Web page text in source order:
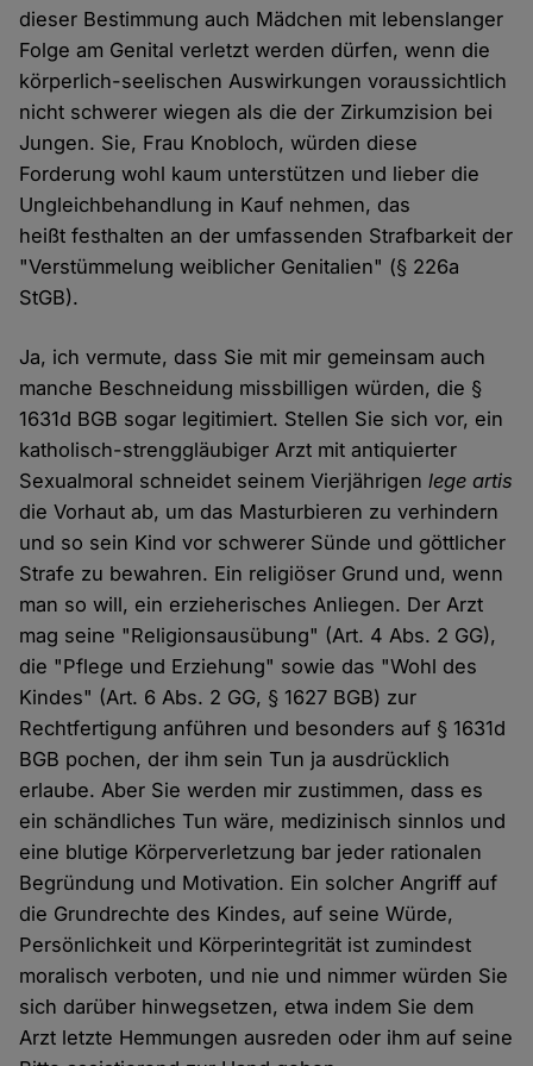
dieser Bestimmung auch Mädchen mit lebenslanger
Folge am Genital verletzt werden dürfen, wenn die
körperlich-seelischen Auswirkungen voraussichtlich
nicht schwerer wiegen als die der Zirkumzision bei
Jungen. Sie, Frau Knobloch, würden diese
Forderung wohl kaum unterstützen und lieber die
Ungleichbehandlung in Kauf nehmen, das
heißt festhalten an der umfassenden Strafbarkeit der
"Verstümmelung weiblicher Genitalien" (§ 226a
StGB).
Ja, ich vermute, dass Sie mit mir gemeinsam auch
manche Beschneidung missbilligen würden, die §
1631d BGB sogar legitimiert. Stellen Sie sich vor, ein
katholisch-strenggläubiger Arzt mit antiquierter
Sexualmoral schneidet seinem Vierjährigenlege artis
die Vorhaut ab, um das Masturbieren zu verhindern
und so sein Kind vor schwerer Sünde und göttlicher
Strafe zu bewahren. Ein religiöser Grund und, wenn
man so will, ein erzieherisches Anliegen. Der Arzt
mag seine "Religionsausübung" (Art. 4 Abs. 2 GG),
die "Pflege und Erziehung" sowie das "Wohl des
Kindes" (Art. 6 Abs. 2 GG, § 1627 BGB) zur
Rechtfertigung anführen und besonders auf § 1631d
BGB pochen, der ihm sein Tun ja ausdrücklich
erlaube. Aber Sie werden mir zustimmen, dass es
ein schändliches Tun wäre, medizinisch sinnlos und
eine blutige Körperverletzung bar jeder rationalen
Begründung und Motivation. Ein solcher Angriff auf
die Grundrechte des Kindes, auf seine Würde,
Persönlichkeit und Körperintegrität ist zumindest
moralisch verboten, und nie und nimmer würden Sie
sich darüber hinwegsetzen, etwa indem Sie dem
Arzt letzte Hemmungen ausreden oder ihm auf seine